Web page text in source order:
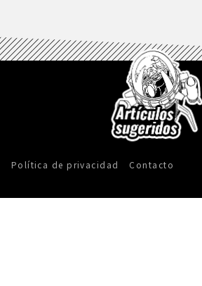
Política de privacidad Contacto